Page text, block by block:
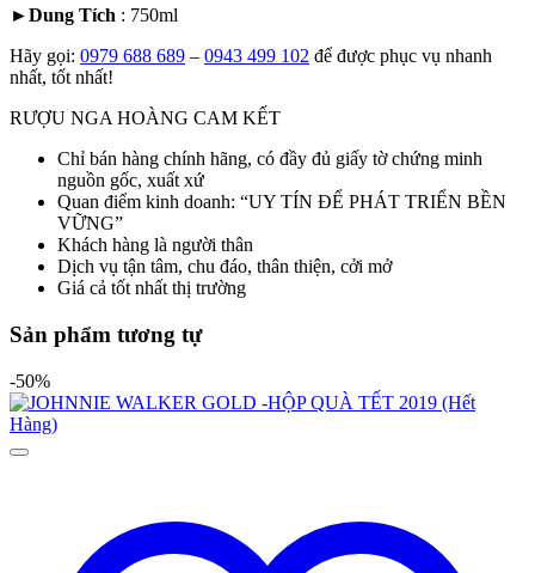
►Dung Tích : 750ml
Hãy gọi: 0979 688 689 – 0943 499 102 để được phục vụ nhanh
nhất, tốt nhất!
RƯỢU NGA HOÀNG CAM KẾT
Chỉ bán hàng chính hãng, có đầy đủ giấy tờ chứng minh
nguồn gốc, xuất xứ
Quan điểm kinh doanh: “UY TÍN ĐỂ PHÁT TRIỂN BỀN
VỮNG”
Khách hàng là người thân
Dịch vụ tận tâm, chu đáo, thân thiện, cởi mở
Giá cả tốt nhất thị trường
Sản phẩm tương tự
-50%